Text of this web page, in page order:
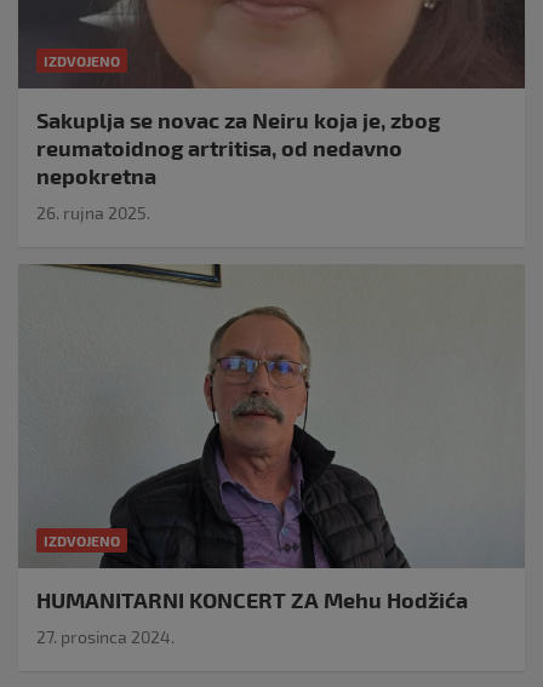
IZDVOJENO
Sakuplja se novac za Neiru koja je, zbog
reumatoidnog artritisa, od nedavno
nepokretna
26. rujna 2025.
IZDVOJENO
HUMANITARNI KONCERT ZA Mehu Hodžića
27. prosinca 2024.